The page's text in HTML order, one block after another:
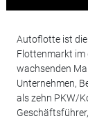
Autoflotte ist
Flottenmarkt im
wachsenden
Unternehmen,
als zehn PKW/